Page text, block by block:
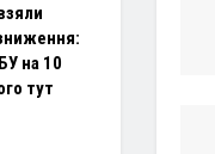
на 10
тут